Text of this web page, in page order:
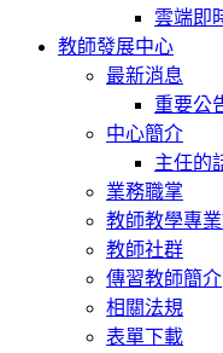
雲端即
教師發展中心
最新消息
重要公
中心簡介
主任的
業務職掌
教師教學專
教師社群
傳習教師簡介
相關法規
表單下載